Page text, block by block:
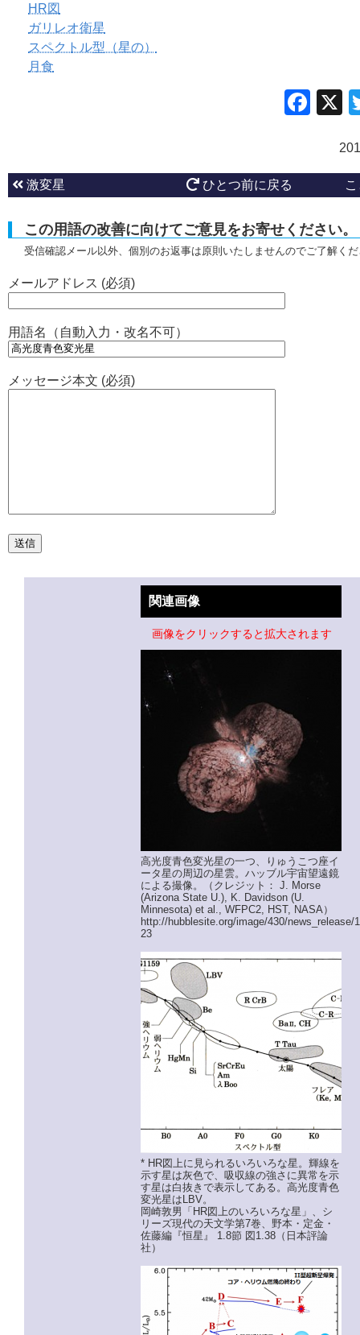
HR図
ガリレオ衛星
スペクトル型（星の）
月食
激変星 ひとつ前に戻る
この用語の改善に向けてご意見をお寄せください。
受信確認メール以外、個別のお返事は原則いたしませんのでご了解く
メールアドレス (必須)
用語名（自動入力・改名不可）
メッセージ本文 (必須)
関連画像
画像をクリックすると拡大されます
高光度青色変光星の一つ、りゅうこつ座イ
ータ星の周辺の星雲。ハッブル宇宙望遠鏡
による撮像。（クレジット： J. Morse
(Arizona State U.), K. Davidson (U.
Minnesota) et al., WFPC2, HST, NASA）
http://hubblesite.org/image/430/news_release/
23
* HR図上に見られるいろいろな星。輝線を
示す星は灰色で、吸収線の強さに異常を示
す星は白抜きで表示してある。高光度青色
変光星はLBV。
岡崎敦男「HR図上のいろいろな星」、シ
リーズ現代の天文学第7巻、野本・定金・
佐藤編『恒星』 1.8節 図1.38（日本評論
社）